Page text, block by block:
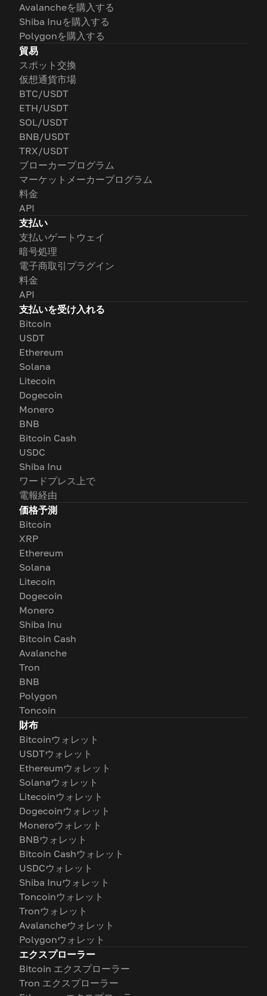
Avalancheを購入する
Shiba Inuを購入する
Polygonを購入する
貿易
スポット交換
仮想通貨市場
BTC/USDT
ETH/USDT
SOL/USDT
BNB/USDT
TRX/USDT
ブローカープログラム
マーケットメーカープログラム
料金
API
支払い
支払いゲートウェイ
暗号処理
電子商取引プラグイン
料金
API
支払いを受け入れる
Bitcoin
USDT
Ethereum
Solana
Litecoin
Dogecoin
Monero
BNB
Bitcoin Cash
USDC
Shiba Inu
ワードプレス上で
電報経由
価格予測
Bitcoin
XRP
Ethereum
Solana
Litecoin
Dogecoin
Monero
Shiba Inu
Bitcoin Cash
Avalanche
Tron
BNB
Polygon
Toncoin
財布
Bitcoinウォレット
USDTウォレット
Ethereumウォレット
Solanaウォレット
Litecoinウォレット
Dogecoinウォレット
Moneroウォレット
BNBウォレット
Bitcoin Cashウォレット
USDCウォレット
Shiba Inuウォレット
Toncoinウォレット
Tronウォレット
Avalancheウォレット
Polygonウォレット
エクスプローラー
Bitcoin エクスプローラー
Tron エクスプローラー